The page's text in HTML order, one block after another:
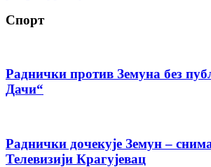
Спорт
Раднички против Земуна без
Дачи“
Раднички дочекује Земун –
Телевизији Крагујевац